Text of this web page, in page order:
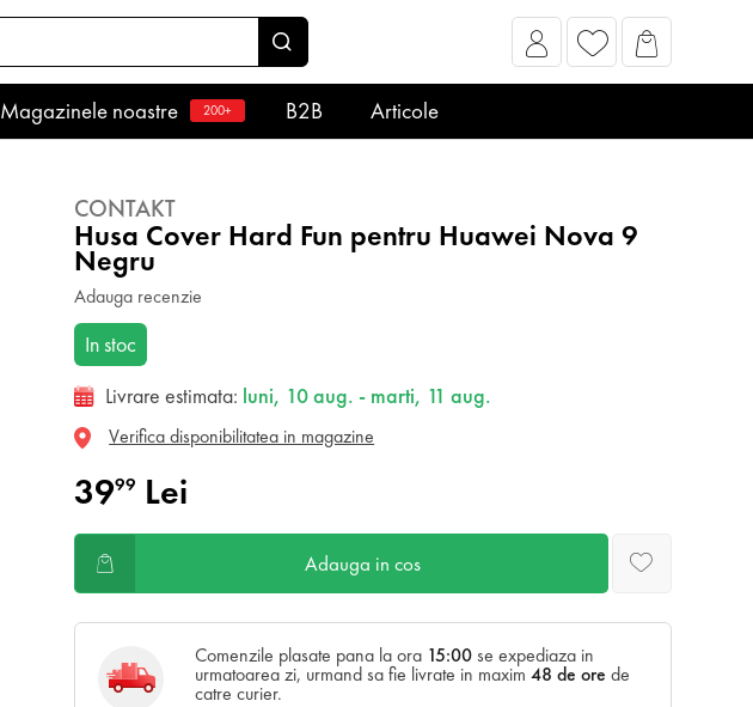
Magazinele noastre 200+ B2B Articole
CONTAKT
Husa Cover Hard Fun pentru Huawei Nova 9
Negru
Adauga recenzie
In stoc
Livrare estimata: luni, 10 aug. - marti, 11 aug.
Verifica disponibilitatea in magazine
3999 Lei
Adauga in cos
Comenzile plasate pana la ora 15:00se expediaza in
urmatoarea zi, urmand sa fie livrate in maxim48 de ore de
catre curier.